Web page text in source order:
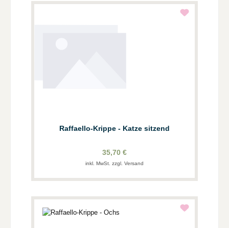
Raffaello-Krippe - Katze sitzend
35,70 €
inkl. MwSt. zzgl. Versand